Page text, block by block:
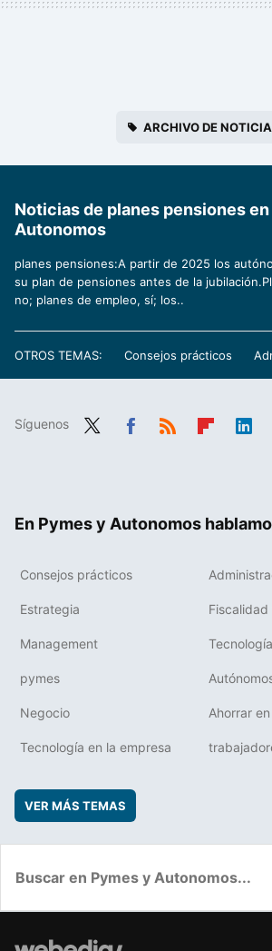
ARCHIVO DE
Noticias de planes pensiones
Autonomos
planes pensiones:A partir de 2025 los
su plan de pensiones antes de la
no; planes de empleo, sí; los..
OTROS TEMAS: Consejos prácticos
Síguenos
En Pymes y Autonomos
Consejos prácticos
Estrategia
Management Tecnología
pymes
Negocio Ahorrar
Tecnología en la empresa
VER MÁS TEMAS